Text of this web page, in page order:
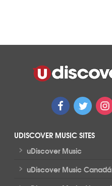
UDISCOVER MUSIC SITES
> uDiscover Music
> uDiscover Music Canadá